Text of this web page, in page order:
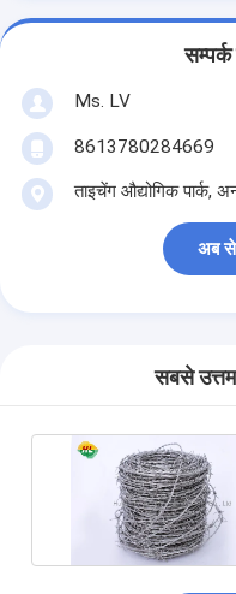
Ms. LV
8613780284669
ताइचेंग औद्योगिक पार्क,
अब
सबसे उत्तम